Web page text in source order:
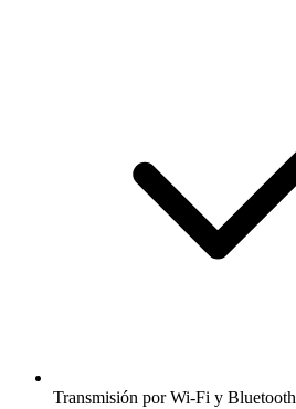
Transmisión por Wi-Fi y Bluetooth